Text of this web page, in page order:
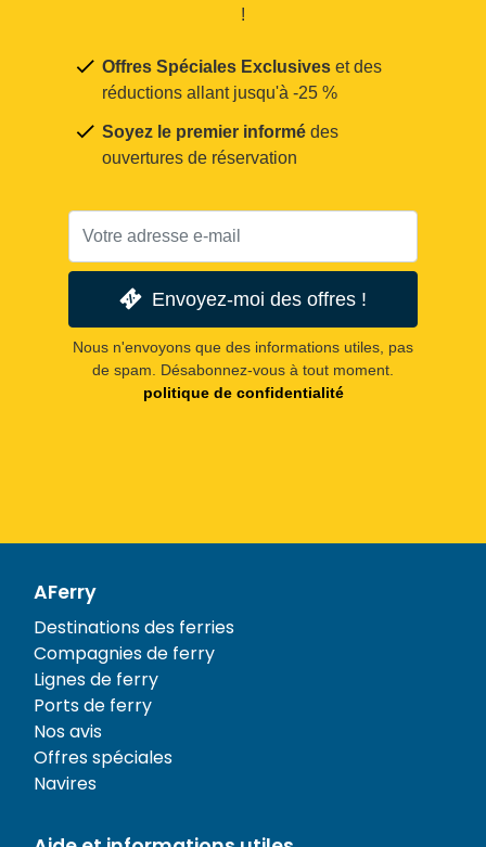
!
Offres Spéciales Exclusives et des
réductions allant jusqu'à -25 %
Soyez le premier informé des
ouvertures de réservation
Envoyez-moi des offres !
Nous n'envoyons que des informations utiles, pas
de spam. Désabonnez-vous à tout moment.
politique de confidentialité
AFerry
Destinations des ferries
Compagnies de ferry
Lignes de ferry
Ports de ferry
Nos avis
Offres spéciales
Navires